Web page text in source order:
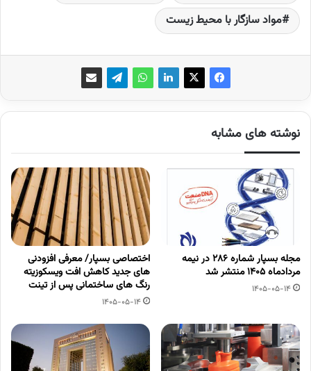
مواد سازگار با محیط زیست
نوشته های مشابه
مجله بسپار شماره 286 در نیمه
مردادماه 1405 منتشر شد
1405-05-14
اختصاصی بسپار/ معرفی افزودنی
های جدید کاهش افت ویسکوزیته
رنگ های ساختمانی پس از تینت
1405-05-14